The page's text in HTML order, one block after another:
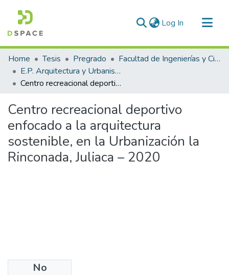
Log In (current)
Communities & Collections
All of DSpace
Statistics
Home Tesis Pregrado
Facultad de Ingenierías y Ciencias Puras
E.P. Arquitectura y Urbanismo
Centro recreacional deportivo enfocado a la arquitectura sostenible, en la Urbanización la Rinconada, Juliaca – 2020
Centro recreacional deportivo
enfocado a la arquitectura
sostenible, en la Urbanización la
Rinconada, Juliaca – 2020
No